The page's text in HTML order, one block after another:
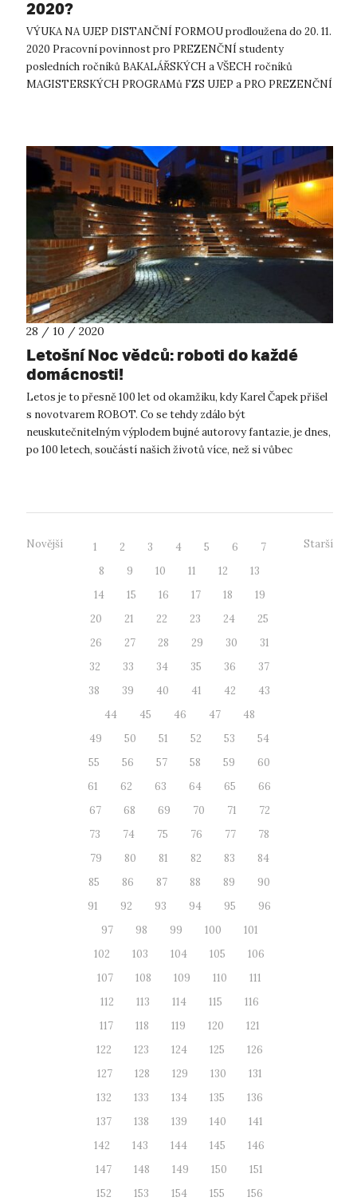
2020?
VÝUKA NA UJEP DISTANČNÍ FORMOU prodloužena do 20. 11.
2020 Pracovní povinnost pro PREZENČNÍ studenty
posledních ročníků BAKALÁŘSKÝCH a VŠECH ročníků
MAGISTERSKÝCH PROGRAMů FZS UJEP a PRO PREZENČNÍ
28 / 10 / 2020
Letošní Noc vědců: roboti do každé
domácnosti!
Letos je to přesně 100 let od okamžiku, kdy Karel Čapek přišel
s novotvarem ROBOT. Co se tehdy zdálo být
neuskutečnitelným výplodem bujné autorovy fantazie, je dnes,
po 100 letech, součástí našich životů více, než si vůbec
Novější 1 2 3 4 5 6
7
8
9 10 11 12
13
14
15 16 17 18
19
20
21 22 23 24
25
26
27 28 29 30
31
32
33 34 35 36
37
38
39 40 41 42
43
44
45 46 47
48
49
50 51 52 53
54
55
56 57 58 59
60
61
62 63 64 65
66
67
68 69 70 71
72
73
74 75 76 77
78
79
80 81 82 83
84
85
86 87 88 89
90
91
92 93 94 95
96
97
98 99 100
101
102
103 104 105
106
107
108 109 110
111
112
113 114 115
116
117
118 119 120
121
122
123 124 125
126
127
128 129 130
131
132
133 134 135
136
137
138 139 140
141
142
143 144 145
146
147
148 149 150
151
152
153 154 155
156
Starší